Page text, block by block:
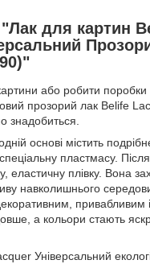
для картин
або робити поробки
прозорий лак Belife
знадобиться.
основі містить
пластмасу.
еластичну плівку. Вона
навколишнього
привабливим
а кольори стають
Універсальний